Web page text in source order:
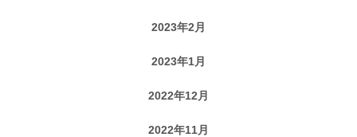
2023年2月
2023年1月
2022年12月
2022年11月